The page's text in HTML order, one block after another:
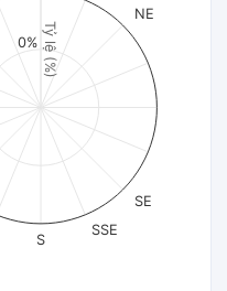
Tỷ lệ (%)
NE
SE
SSE
S
0%